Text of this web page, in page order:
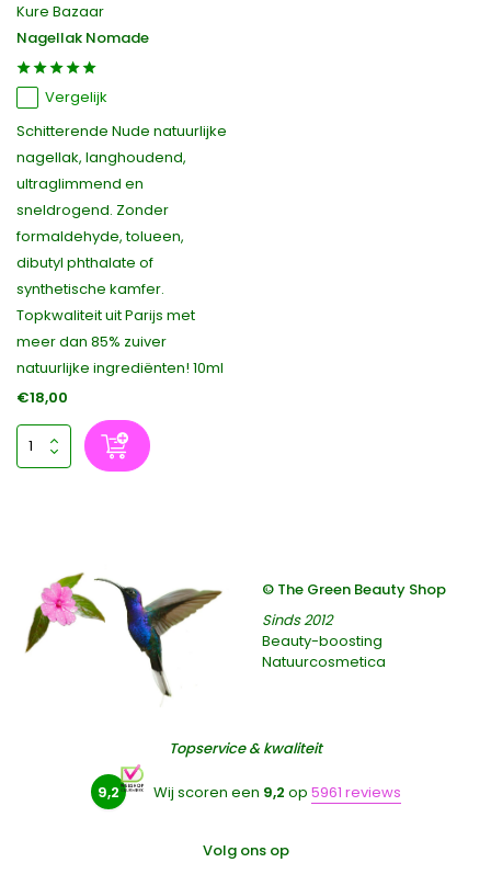
Kure Bazaar
Nagellak Nomade
Vergelijk
Schitterende Nude natuurlijke
nagellak, langhoudend,
ultraglimmend en
sneldrogend. Zonder
formaldehyde, tolueen,
dibutyl phthalate of
synthetische kamfer.
Topkwaliteit uit Parijs met
meer dan 85% zuiver
natuurlijke ingrediënten! 10ml
€18,00
© The Green Beauty Shop
Sinds 2012
Beauty-boosting
Natuurcosmetica
Topservice & kwaliteit
9,2 Wij scoren een 9,2 op 5961 reviews
Volg ons op